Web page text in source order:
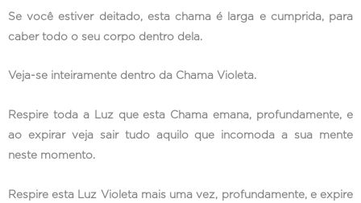
Se você estiver deitado, esta chama é larga e cumprida, para
caber todo o seu corpo dentro dela.
Veja-se inteiramente dentro da Chama Violeta.
Respire toda a Luz que esta Chama emana, profundamente, e
ao expirar veja sair tudo aquilo que incomoda a sua mente
neste momento.
Respire esta Luz Violeta mais uma vez, profundamente, e expire